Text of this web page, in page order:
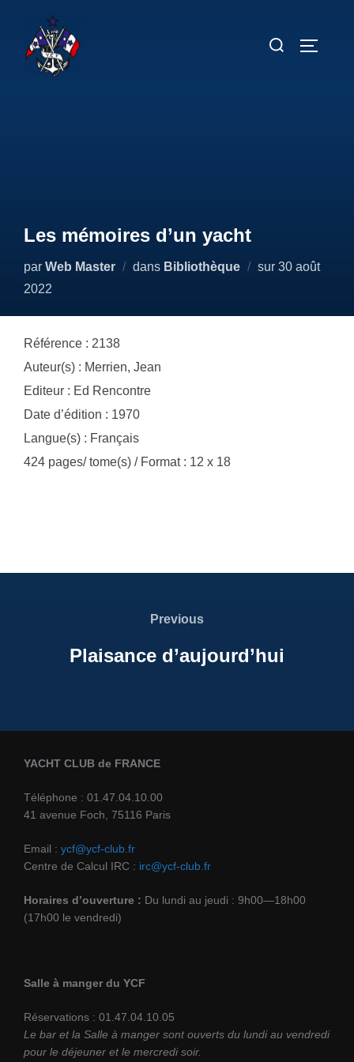
contenu
Rechercher :
Les mémoires d’un yacht
par Web Master dans Bibliothèque sur Publié
30 août
2022
Référence : 2138
Auteur(s) : Merrien, Jean
Editeur : Ed Rencontre
Date d’édition : 1970
Langue(s) : Français
424 pages/ tome(s) / Format : 12 x 18
Previous
Previous
Plaisance d’aujourd’hui
YACHT CLUB de FRANCE
Téléphone : 01.47.04.10.00
41 avenue Foch, 75116 Paris
Email : ycf@ycf-club.fr
Centre de Calcul IRC : irc@ycf-club.fr
Horaires d’ouverture : Du lundi au jeudi : 9h00—18h00
(17h00 le vendredi)
Salle à manger du YCF
Réservations : 01.47.04.10.05
Le bar et la Salle à manger sont ouverts du lundi au vendredi
pour le déjeuner et le mercredi soir.